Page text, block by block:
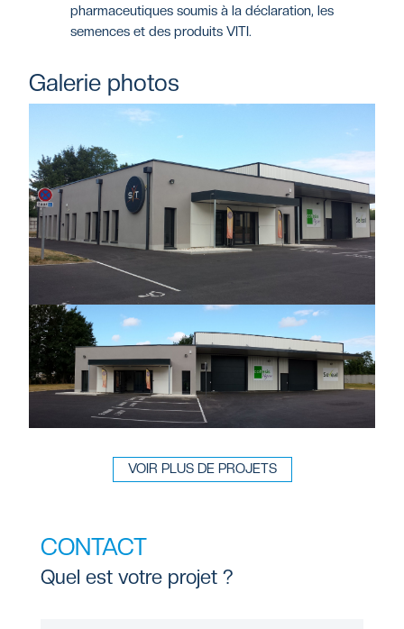
pharmaceutiques soumis à la déclaration, les
semences et des produits VITI.
Galerie photos
VOIR PLUS DE PROJETS
CONTACT
Quel est votre projet ?